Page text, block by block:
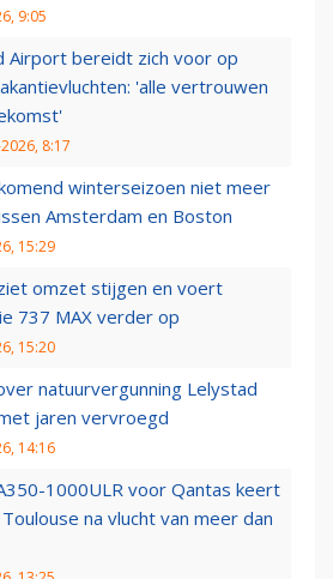
9:05
Airport bereidt zich voor op
'alle vertrouwen
8:17
winterseizoen niet meer
Amsterdam en Boston
15:29
omzet stijgen en voert
737 MAX verder op
15:20
natuurvergunning Lelystad
jaren vervroegd
14:16
1000ULR voor Qantas keert
na vlucht van meer dan